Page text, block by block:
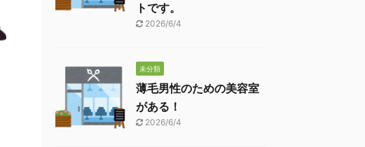
トです。
2026/6/4
未分類
薄毛男性のための美容室
がある！
2026/6/4